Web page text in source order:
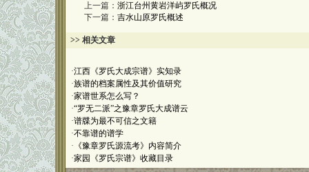
上一篇： 浙江台州黄岩洋屿罗氏概况
下一篇： 吉水山原罗氏概述
>> 相关文章
·江西《罗氏大成宗谱》实知录
·族谱的档案属性及其价值研究
·家谱世系怎么写？
·“罗无二派”之豫章罗氏大成谱云
·谱牒为最不可信之文籍
·不靠谱的谱学
· 《豫章罗氏源流考》内容简介
·家园《罗氏宗谱》收藏目录